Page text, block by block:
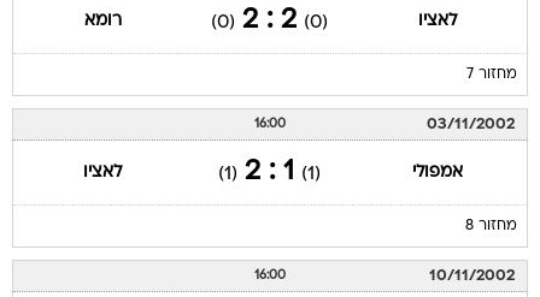
לאציו (0)
2 : 2
(0) רומא
מחזור 7
03/11/2002
16:00
אמפולי (1)
1 : 2
(1) לאציו
מחזור 8
10/11/2002
16:00